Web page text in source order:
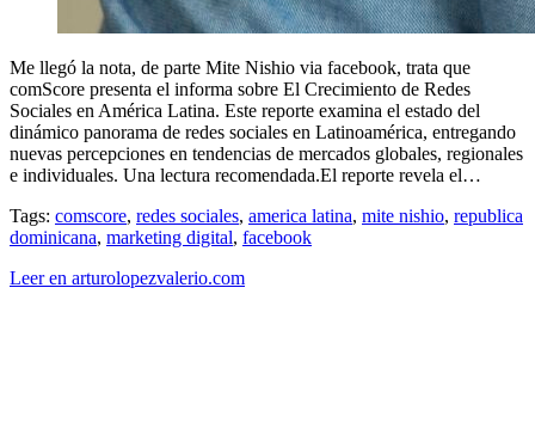
Me llegó la nota, de parte Mite Nishio via facebook, trata que
comScore presenta el informa sobre El Crecimiento de Redes
Sociales en América Latina. Este reporte examina el estado del
dinámico panorama de redes sociales en Latinoamérica, entregando
nuevas percepciones en tendencias de mercados globales, regionales
e individuales. Una lectura recomendada.El reporte revela el…
Tags: comscore, redes sociales, america latina, mite nishio, republica
dominicana, marketing digital, facebook
Leer en arturolopezvalerio.com